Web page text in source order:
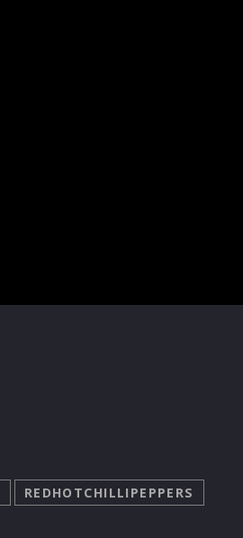
REDHOTCHILLIPEPPERS